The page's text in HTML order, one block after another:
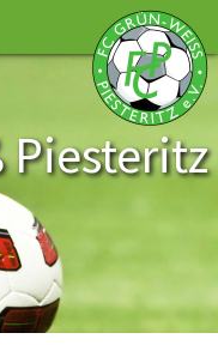
Piesteritz